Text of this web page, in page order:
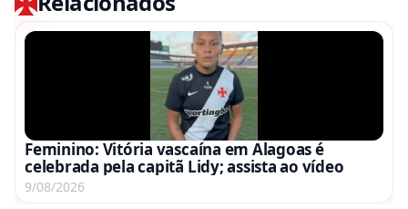
Feminino: Vitória vascaína em Alagoas é
celebrada pela capitã Lidy; assista ao vídeo
9/08/2026